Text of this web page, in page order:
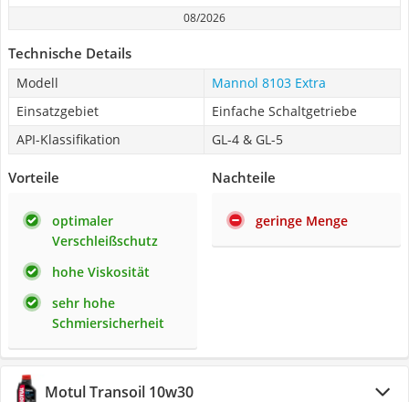
08/2026
Technische Details
Modell
Mannol 8103 Extra
Einsatzgebiet
Einfache Schaltgetriebe
API-Klassifikation
GL-4 & GL-5
Vorteile
optimaler
Verschleißschutz
hohe Viskosität
sehr hohe
Schmiersicherheit
Nachteile
geringe Menge
Motul Transoil 10w30